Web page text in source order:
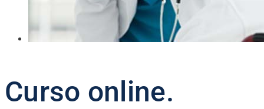
Curso online.